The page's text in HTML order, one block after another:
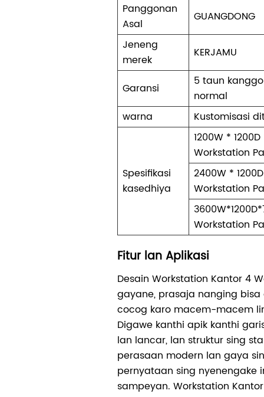
Panggonan
Asal
GUANGDONG
Jeneng
merek
KERJAMU
Garansi
5 taun
normal
warna
Kustomisasi
Spesifikasi
kasedhiya
1200W *
Workstation
2400W *
Workstation
Workstation
Fitur lan Aplikasi
Desain Workstation Kantor 4
gayane, prasaja nanging
cocog karo macem-macem
Digawe kanthi apik kanthi
lan lancar, lan struktur sing
perasaan modern lan gaya
pernyataan sing nyenengake
sampeyan. Workstation